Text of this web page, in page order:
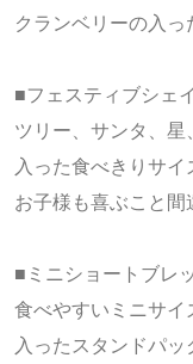
クランベリーの入っ
■フェスティブシェ
ツリー、サンタ、
入った食べきりサ
お子様も喜ぶこと
■ミニショートブレ
食べやすいミニサイ
入ったスタンドパ